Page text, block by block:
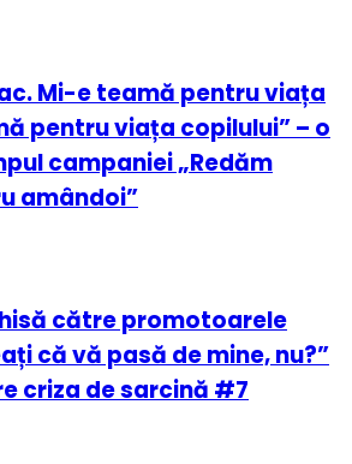
Mi-e teamă pentru viața
pentru viața copilului” – o
campaniei „Redăm
amândoi”
către promotoarele
că vă pasă de mine, nu?”
criza de sarcină #7